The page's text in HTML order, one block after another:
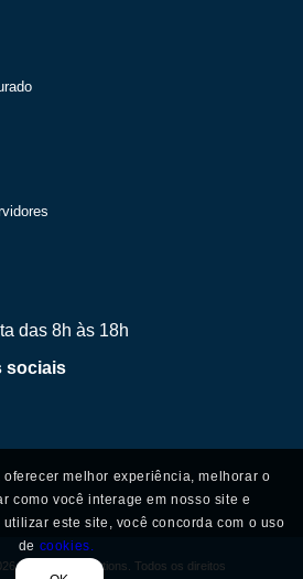
das 8h às 18h
sociais
Asasul - IT Solutions. Todos os direitos
melhor experiência, melhorar o
como você interage em nosso site e
este site, você concorda com o uso
de cookies.